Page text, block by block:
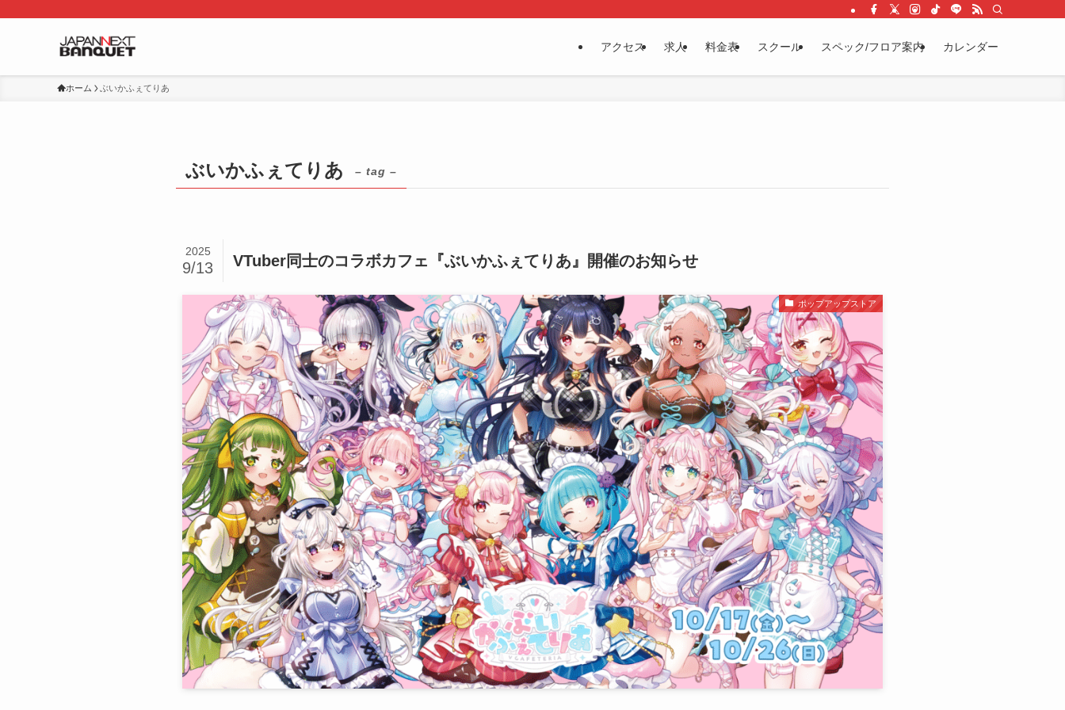
アクセス 求人 料金表 スクール スペック/フロア案内 カレンダー
ホーム ぶいかふぇてりあ
ぶいかふぇてりあ – tag –
VTuber同士のコラボカフェ『ぶいかふぇてりあ』開催のお知らせ
2025
9/13
ポップアップストア